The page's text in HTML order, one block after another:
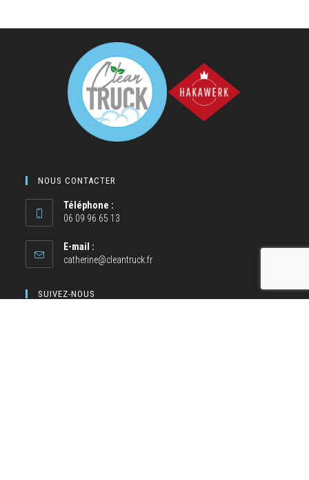
NOUS CONTACTER
Téléphone :
06 09 96 65 13
E-mail :
catherine@cleantruck.fr
SUIVEZ-NOUS